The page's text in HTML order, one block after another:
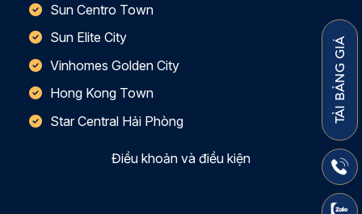
Sun Centro Town
Sun Elite City
Vinhomes Golden City
Hong Kong Town
Star Central Hải Phòng
Điều khoản và điều kiện
TẢI BẢNG GIÁ